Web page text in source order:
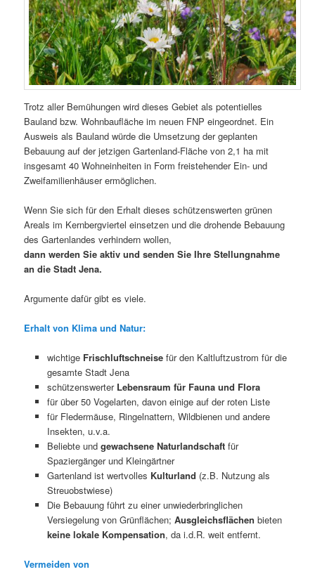
Trotz aller Bemühungen wird dieses Gebiet als potentielles
Bauland bzw. Wohnbaufläche im neuen FNP eingeordnet. Ein
Ausweis als Bauland würde die Umsetzung der geplanten
Bebauung auf der jetzigen Gartenland-Fläche von 2,1 ha mit
insgesamt 40 Wohneinheiten in Form freistehender Ein- und
Zweifamilienhäuser ermöglichen.
Wenn Sie sich für den Erhalt dieses schützenswerten grünen
Areals im Kernbergviertel einsetzen und die drohende Bebauung
des Gartenlandes verhindern wollen,
dann werden Sie aktiv und senden Sie Ihre Stellungnahme
an die Stadt Jena.
Argumente dafür gibt es viele.
Erhalt von Klima und Natur:
wichtige Frischluftschneisefür den Kaltluftzustrom für die
gesamte Stadt Jena
schützenswerter Lebensraum für Fauna und Flora
für über 50 Vogelarten, davon einige auf der roten Liste
für Fledermäuse, Ringelnattern, Wildbienen und andere
Insekten, u.v.a.
Beliebte und gewachsene Naturlandschaftfür
Spaziergänger und Kleingärtner
Gartenland ist wertvolles Kulturland (z.B. Nutzung als
Streuobstwiese)
Die Bebauung führt zu einer unwiederbringlichen
Versiegelung von Grünflächen; Ausgleichsflächen bieten
keine lokale Kompensation, da i.d.R. weit entfernt.
Vermeiden von